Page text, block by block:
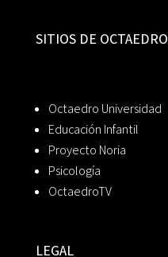
SITIOS DE OCTAEDRO
Octaedro Universidad
Educación Infantil
Proyecto Noria
Psicología
OctaedroTV
LEGAL